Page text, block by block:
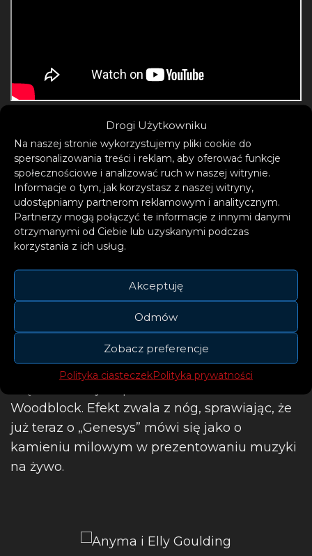
Drogi Użytkowniku
Na naszej stronie wykorzystujemy pliki cookie do
spersonalizowania treści i reklam, aby oferować funkcje
społecznościowe i analizować ruch w naszej witrynie.
Informacje o tym, jak korzystasz z naszej witryny,
udostępniamy partnerom reklamowym i analitycznym.
Partnerzy mogą połączyć te informacje z innymi danymi
otrzymanymi od Ciebie lub uzyskanymi podczas
korzystania z ich usług.
Akceptuję
Odmów
Zobacz preferencje
Polityka ciasteczekPolityka prywatności
Anyma to łączący wiele dziedzin projekt
artystyczny, na czele którego stoi Matteo
Milleri, poruszający się na fascynującym styku
sztuki, technologii i muzyki. Artysta był
pierwszym reprezentantem sceny
elektronicznej, który zaprezentował się w
Sphere, występując z fascynującym,
audiowizualnym projektem „Genesys”. W
realizacji wizji Matteo wspierali kierownik
artystyczny Alessio De Vecchi, producenci
wykonawczy Alexander Wessely (pełniący
także rolę scenografa) i Jacob Mühlrada. Za
Woodblock. Efekt zwala z nóg, sprawiając, że
już teraz o „Genesys” mówi się jako o
kamieniu milowym w prezentowaniu muzyki
na żywo.